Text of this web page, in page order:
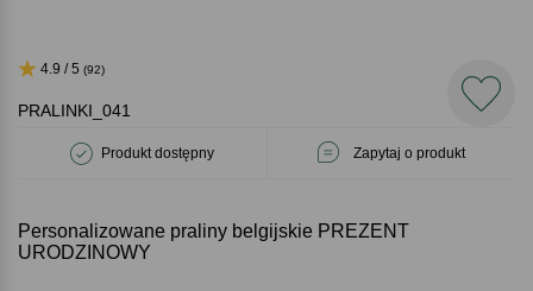
PRALINKI_041
Produkt dostępny Zapytaj o produkt
4.9 / 5 (92)
Personalizowane praliny belgijskie PREZENT
URODZINOWY